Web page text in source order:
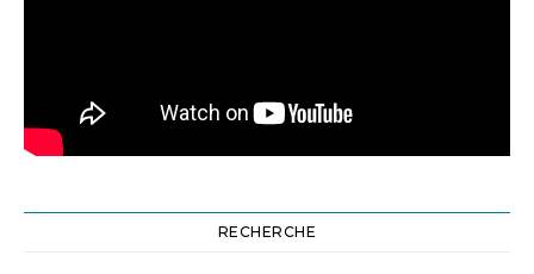
RECHERCHE